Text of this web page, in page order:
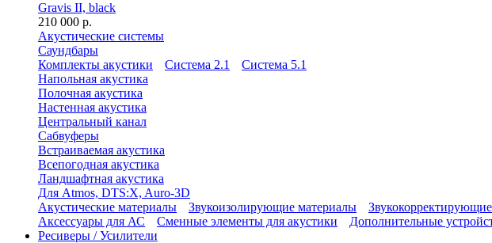
Gravis II, black
210 000 р.
Акустические системы
Саундбары
Комплекты акустики
Система 2.1
Система 5.1
Напольная акустика
Полочная акустика
Настенная акустика
Центральный канал
Сабвуферы
Встраиваемая акустика
Всепогодная акустика
Ландшафтная акустика
Для Atmos, DTS:X, Auro-3D
Акустические материалы
Звукоизолирующие материалы
Аксессуары для АС
Сменные элементы для акустики
Дополнительные
Ресиверы / Усилители